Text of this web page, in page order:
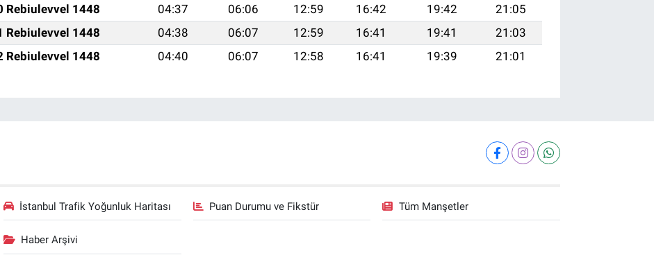
Rebiulevvel 1448 04:37 06:06 12:59 16:42 19:42
21:05
Rebiulevvel 1448 04:38 06:07 12:59 16:41 19:41
21:03
Rebiulevvel 1448 04:40 06:07 12:58 16:41 19:39 21:01
İstanbul Trafik Yoğunluk Haritası Puan Durumu ve Fikstür Tüm Manşetler
Haber Arşivi